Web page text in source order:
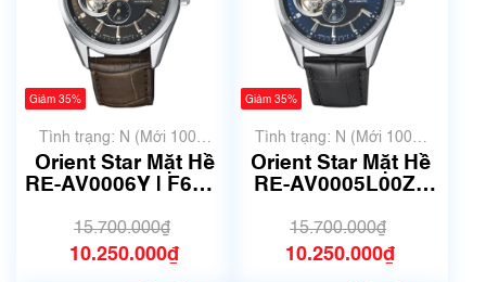
Giảm 35%
Tình trạng: N (Mới 100%
chưa qua sử dụng)
Orient Star Mặt Hề
RE-AV0006Y | F6F4-
Mã số 4403
15.700.000₫
10.250.000₫
Giảm 35%
Tình trạng: N (Mới 100%
chưa qua sử dụng)
Orient Star Mặt Hề
RE-AV0005L00Z |
41mm | Mã số 4407
15.700.000₫
10.250.000₫